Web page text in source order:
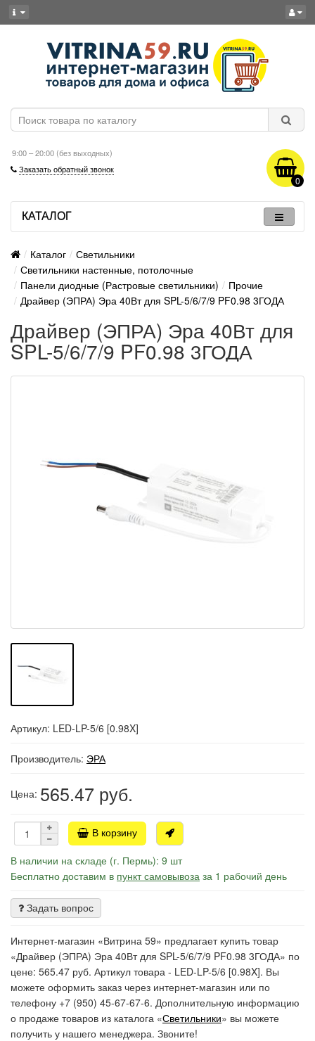
9:00 – 20:00 (без выходных)
Заказать обратный звонок
0
КАТАЛОГ
Каталог
Светильники
Светильники настенные, потолочные
Панели диодные (Растровые светильники)
Прочие
Драйвер (ЭПРА) Эра 40Вт для SPL-5/6/7/9 PF0.98 3ГОДА
Драйвер (ЭПРА) Эра 40Вт для
SPL-5/6/7/9 PF0.98 3ГОДА
Артикул: LED-LP-5/6 [0.98X]
Производитель: ЭРА
Цена: 565.47 руб.
В корзину
В наличии на складе (г. Пермь): 9 шт
Бесплатно доставим в пункт самовывоза за 1 рабочий день
Задать вопрос
Интернет-магазин «Витрина 59» предлагает купить товар
«Драйвер (ЭПРА) Эра 40Вт для SPL-5/6/7/9 PF0.98 3ГОДА» по
цене: 565.47 руб. Артикул товара - LED-LP-5/6 [0.98X]. Вы
можете оформить заказ через интернет-магазин или по
телефону +7 (950) 45-67-67-6. Дополнительную информацию
о продаже товаров из каталога «Светильники» вы можете
получить у нашего менеджера. Звоните!